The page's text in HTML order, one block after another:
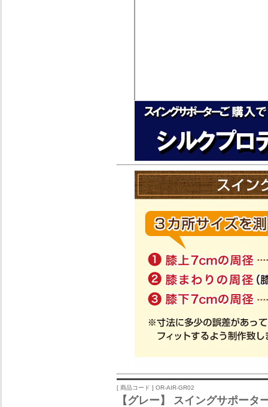
[ 商品コード ] OR-AIR-GR02
【グレー】 スイングサポータ